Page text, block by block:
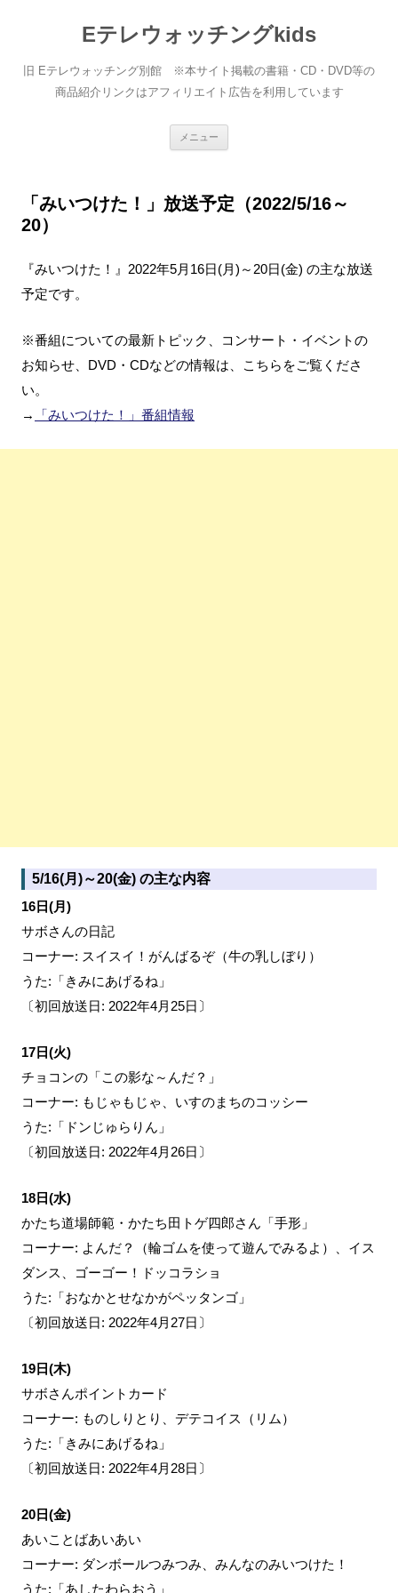
Eテレウォッチングkids
旧 Eテレウォッチング別館 ※本サイト掲載の書籍・CD・DVD等の
商品紹介リンクはアフィリエイト広告を利用しています
メニュー
へ
ス
「みいつけた！」放送予定（2022/5/16～
20）
『みいつけた！』2022年5月16日(月)～20日(金) の主な放送
予定です。
※番組についての最新トピック、コンサート・イベントの
お知らせ、DVD・CDなどの情報は、こちらをご覧くださ
い。
→
「みいつけた！」番組情報
5/16(月)～20(金) の主な内容
16日(月)
サボさんの日記
コーナー: スイスイ！がんばるぞ（牛の乳しぼり）
うた:「きみにあげるね」
〔初回放送日: 2022年4月25日〕
17日(火)
チョコンの「この影な～んだ？」
コーナー: もじゃもじゃ、いすのまちのコッシー
うた:「ドンじゅらりん」
〔初回放送日: 2022年4月26日〕
18日(水)
かたち道場師範・かたち田トゲ四郎さん「手形」
コーナー: よんだ？（輪ゴムを使って遊んでみるよ）、イス
ダンス、ゴーゴー！ドッコラショ
うた:「おなかとせなかがペッタンゴ」
〔初回放送日: 2022年4月27日〕
19日(木)
サボさんポイントカード
コーナー: ものしりとり、デテコイス（リム）
うた:「きみにあげるね」
〔初回放送日: 2022年4月28日〕
20日(金)
あいことばあいあい
コーナー: ダンボールつみつみ、みんなのみいつけた！
うた:「あしたわらおう」